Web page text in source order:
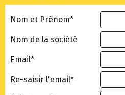
Nom et Prénom*
Nom de la société
Email*
Re-saisir l'email*